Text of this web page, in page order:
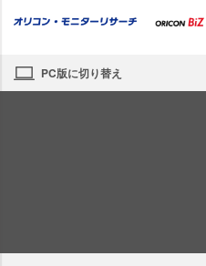
PC版に切り替え